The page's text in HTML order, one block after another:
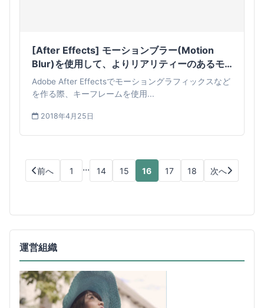
[After Effects] モーションブラー(Motion
Blur)を使用して、よりリアリティーのあるモ
ーショングラフィックスにしてみよう！
Adobe After Effectsでモーショングラフィックスなど
を作る際、キーフレームを使用...
2018年4月25日
前へ 1 ... 14 15 16 17 18 次へ
運営組織